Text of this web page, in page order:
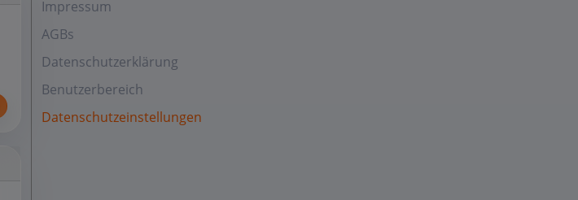
Impressum
AGBs
Datenschutzerklärung
Benutzerbereich
Datenschutzeinstellungen